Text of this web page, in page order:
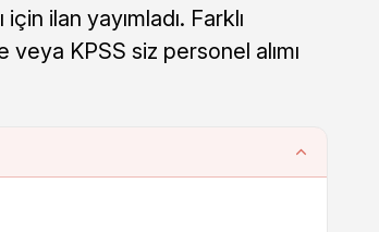
ilan yayımladı. Farklı
KPSS siz personel alımı